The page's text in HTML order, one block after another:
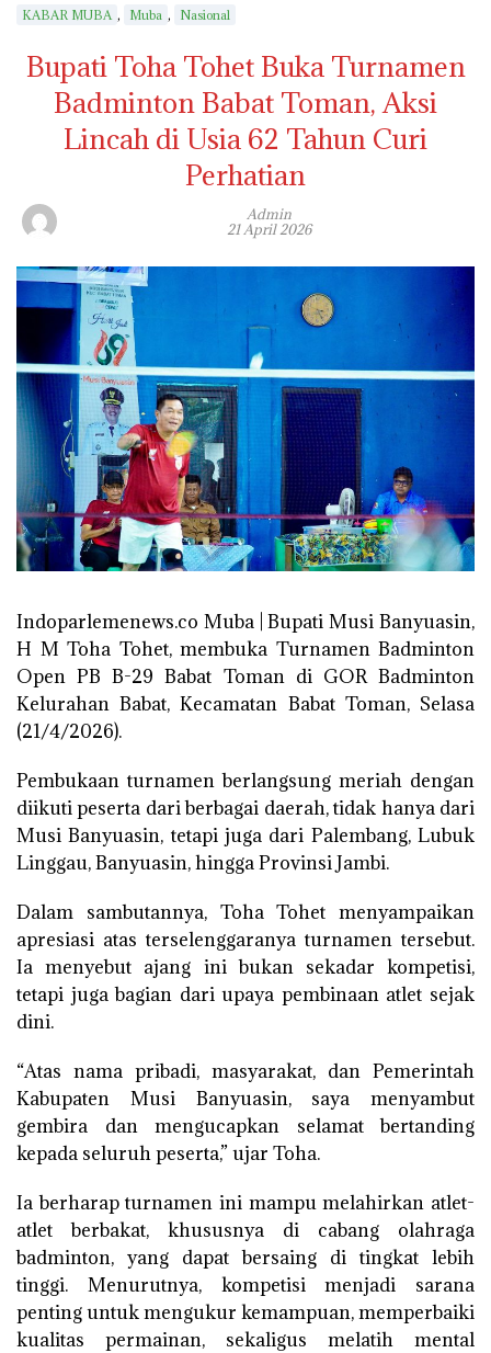
KABAR MUBA , Muba , Nasional
Bupati Toha Tohet Buka Turnamen
Badminton Babat Toman, Aksi
Lincah di Usia 62 Tahun Curi
Perhatian
Admin
21 April 2026
Indoparlemenews.co Muba | Bupati Musi Banyuasin,
H M Toha Tohet, membuka Turnamen Badminton
Open PB B-29 Babat Toman di GOR Badminton
Kelurahan Babat, Kecamatan Babat Toman, Selasa
(21/4/2026).
Pembukaan turnamen berlangsung meriah dengan
diikuti peserta dari berbagai daerah, tidak hanya dari
Musi Banyuasin, tetapi juga dari Palembang, Lubuk
Linggau, Banyuasin, hingga Provinsi Jambi.
Dalam sambutannya, Toha Tohet menyampaikan
apresiasi atas terselenggaranya turnamen tersebut.
Ia menyebut ajang ini bukan sekadar kompetisi,
tetapi juga bagian dari upaya pembinaan atlet sejak
dini.
“Atas nama pribadi, masyarakat, dan Pemerintah
Kabupaten Musi Banyuasin, saya menyambut
gembira dan mengucapkan selamat bertanding
kepada seluruh peserta,” ujar Toha.
Ia berharap turnamen ini mampu melahirkan atlet-
atlet berbakat, khususnya di cabang olahraga
badminton, yang dapat bersaing di tingkat lebih
tinggi. Menurutnya, kompetisi menjadi sarana
penting untuk mengukur kemampuan, memperbaiki
kualitas permainan, sekaligus melatih mental